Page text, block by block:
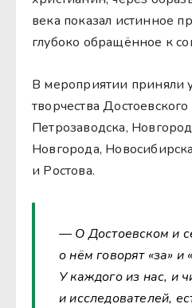
века показал истинное
глубоко обращённое к
В мероприятии приняли
творчества
Петрозаводска,
Новгорода,
и Ростова.
— О Достоевском и
о нём говорят «за» и
У каждого из нас, и
и исследователей,